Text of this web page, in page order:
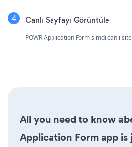
Canlı Sayfayı Görüntüle
POWR Application Form şimdi canlı
All you need to know
Application Form app is